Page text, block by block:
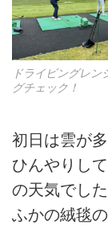
ドライビングレン
グチェック！
初日は雲が
ひんやりし
の天気でし
ふかの絨毯